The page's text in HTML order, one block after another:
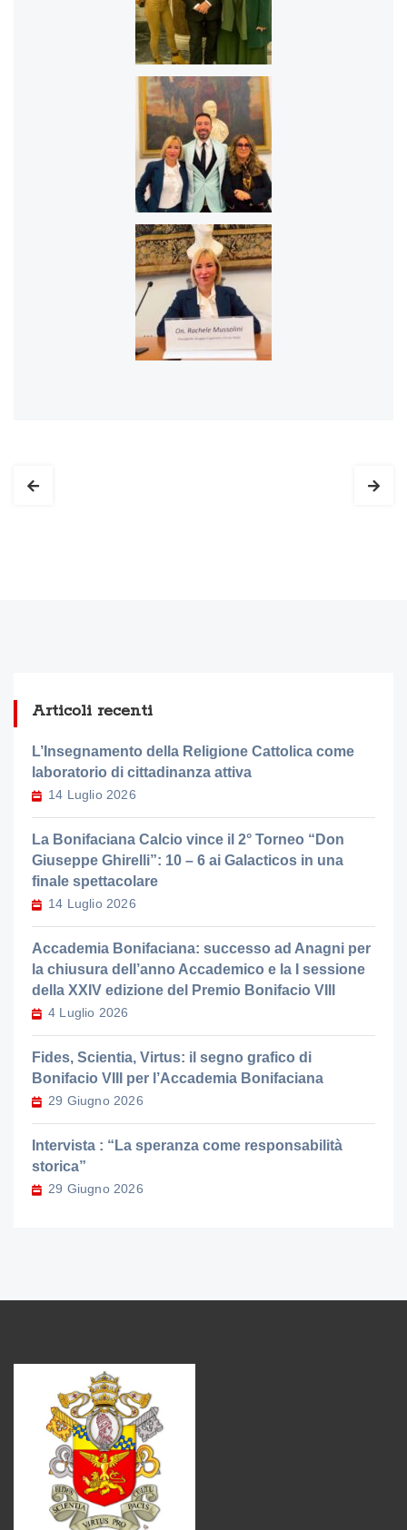
Articoli recenti
L’Insegnamento della Religione Cattolica come
laboratorio di cittadinanza attiva
14 Luglio 2026
La Bonifaciana Calcio vince il 2° Torneo “Don
Giuseppe Ghirelli”: 10 – 6 ai Galacticos in una
finale spettacolare
14 Luglio 2026
Accademia Bonifaciana: successo ad Anagni per
la chiusura dell’anno Accademico e la I sessione
della XXIV edizione del Premio Bonifacio VIII
4 Luglio 2026
Fides, Scientia, Virtus: il segno grafico di
Bonifacio VIII per l’Accademia Bonifaciana
29 Giugno 2026
Intervista : “La speranza come responsabilità
storica”
29 Giugno 2026